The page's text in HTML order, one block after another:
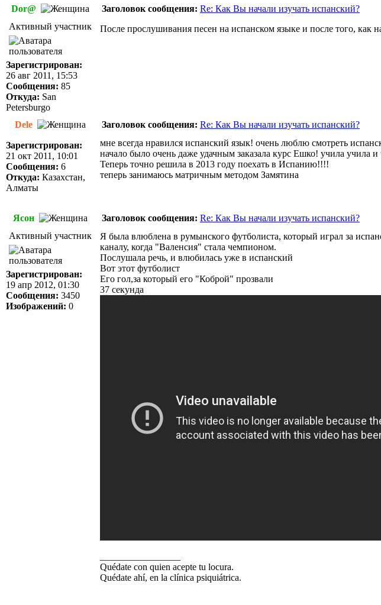
Dor@ Заголовок сообщения: Re: Как Вы начали изучать испанский?
Активный участник
Зарегистрирован:
26 авг 2011, 15:53
Сообщения: 85
Откуда: San
Petersburgo
После прослушивания песен на испанском языке и после того,
Dele Заголовок сообщения: Re: Как Вы начали изучать испанский?
Зарегистрирован:
21 окт 2011, 10:01
Сообщения: 6
Откуда: Казахстан,
Алматы
мне всегда нравился испанский язык! очень люблю смотреть
начало было очень даже удачным заказала курс Ешко! учила учила
Теперь точно решила в 2013 году поехать в Испанию!!!!
теперь занимаюсь матричным методом Замятина
Ясон Заголовок сообщения: Re: Как Вы начали изучать испанский?
Активный участник
Зарегистрирован:
19 апр 2012, 01:30
Сообщения: 3450
Изображений: 0
Я была влюблена в румынского футболиста, который играл за
каналу, когда "Bаленсия" стала чемпионом.
Послушала речь, и влюбилась уже в испанский
Вот этот футболист
Его гол,за который его "Коброй" прозвали
37 секундa
Quédate con quien acepte tu locura.
Quédate ahí, en la clínica psiquiátrica.